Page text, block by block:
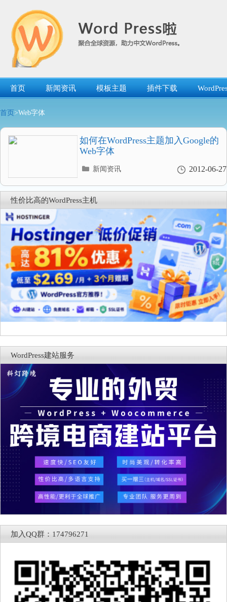
首页 新闻资讯 模板主题 插件下载
首页 >Web字体
如何在WordPress主题加入Google的
Web字体
2012-06-27
分
录
新闻资讯
性价比高的WordPress主机
WordPress建站服务
加入QQ群：174796271